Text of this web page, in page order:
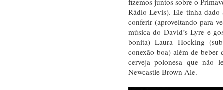
Rádio Levis). Ele tinha dado
conferir (aproveitando para
música do David’s Lyre e
bonita) Laura Hocking
conexão boa) além de beber
cerveja polonesa que não
Newcastle Brown Ale.